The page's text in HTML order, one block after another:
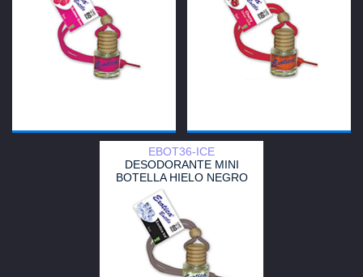
EBOT36-ICE
DESODORANTE MINI
BOTELLA HIELO NEGRO
EXOTICA